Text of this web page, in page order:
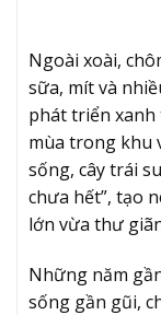
Ngoài xoài,
sữa, mít và
phát triển
mùa trong khu
sống, cây trái
chưa hết”, tạo
lớn vừa thư
Những năm
sống gần gũi,